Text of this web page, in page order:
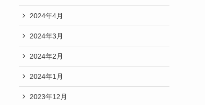
2024年4月
2024年3月
2024年2月
2024年1月
2023年12月